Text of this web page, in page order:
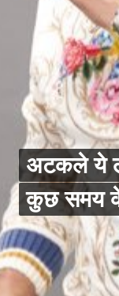
अटकले ये
कुछ समय के
अटकले ये
कुछ समय के